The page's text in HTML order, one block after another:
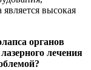
высокая
органов
го лечения